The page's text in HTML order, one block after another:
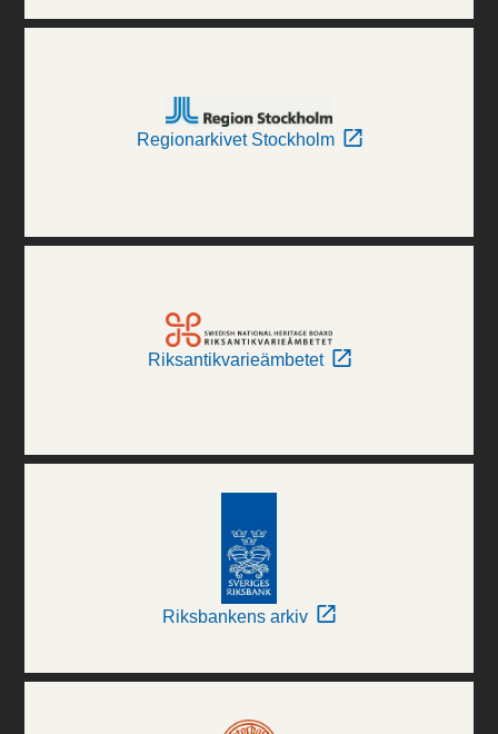
Regionarkivet Stockholm
Riksantikvarieämbetet
Riksbankens arkiv